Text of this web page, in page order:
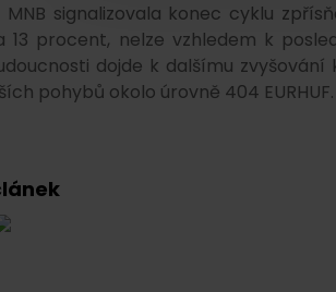
MNB signalizovala konec cyklu
13 procent, nelze vzhledem k
dojde k dalšímu
pohybů okolo úrovně 404 EURHUF.